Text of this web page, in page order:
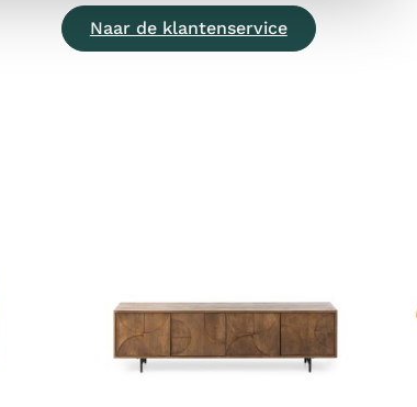
Naar de klantenservice